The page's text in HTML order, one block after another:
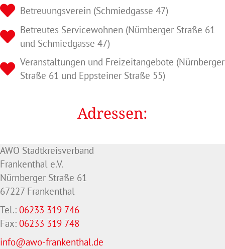
Betreuungsverein (Schmiedgasse 47)
Betreutes Servicewohnen (Nürnberger Straße 61
und Schmiedgasse 47)
Veranstaltungen und Freizeitangebote (Nürnberger
Straße 61 und Eppsteiner Straße 55)
Adressen:
AWO Stadtkreisverband
Frankenthal e.V.
Nürnberger Straße 61
67227 Frankenthal
Tel.: 06233 319 746
Fax: 06233 319 748
info@awo-frankenthal.de